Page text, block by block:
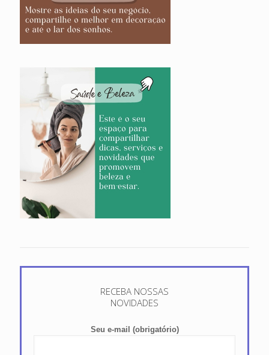
RECEBA NOSSAS
NOVIDADES
Seu e-mail (obrigatório)